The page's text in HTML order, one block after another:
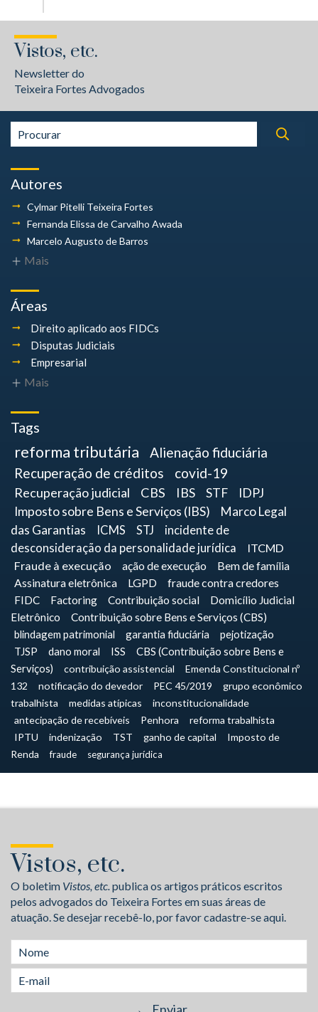
Vistos, etc.
Newsletter do
Teixeira Fortes Advogados
Autores
Cylmar Pitelli Teixeira Fortes
Fernanda Elissa de Carvalho Awada
Marcelo Augusto de Barros
Mais
Áreas
Direito aplicado aos FIDCs
Disputas Judiciais
Empresarial
Mais
Tags
reforma tributária
Alienação fiduciária
Recuperação de créditos
covid-19
Recuperação judicial CBS IBS STF
IDPJ
Imposto sobre Bens e Serviços (IBS)
Marco Legal
das Garantias
ICMS STJ
incidente de
desconsideração da personalidade jurídica
ITCMD
Fraude à execução
ação de execução
Bem de família
Assinatura eletrônica
LGPD fraude contra credores
FIDC Factoring Contribuição social
Domicílio Judicial
Eletrônico
Contribuição sobre Bens e Serviços (CBS)
blindagem patrimonial
garantia fiduciária
pejotização
TJSP
dano moral ISS
CBS (Contribuição sobre Bens e
Serviços)
contribuição assistencial
Emenda Constitucional nº
132
notificação do devedor PEC 45/2019
grupo econômico
trabalhista
medidas atípicas
inconstitucionalidade
antecipação de recebíveis
Penhora
reforma trabalhista
IPTU
indenização TST ganho de capital
Imposto de
Renda
fraude segurança jurídica
Vistos, etc.
O boletim Vistos, etc.publica os artigos práticos escritos
pelos advogados do Teixeira Fortes em suas áreas de
atuação. Se desejar recebê-lo, por favor cadastre-se aqui.